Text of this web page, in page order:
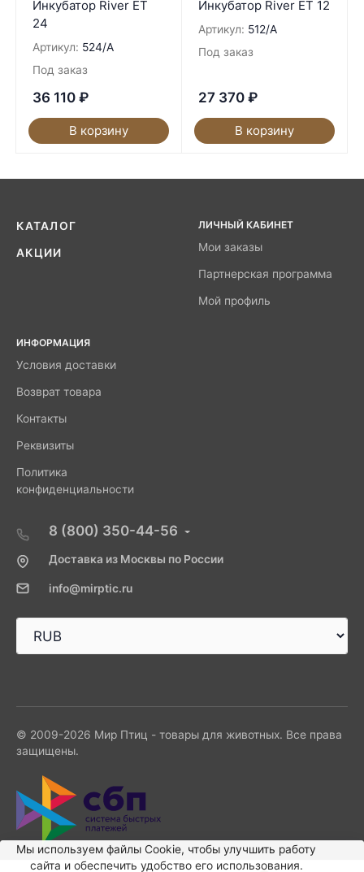
Инкубатор River ET
24
Артикул: 524/A
Под заказ
36 110 ₽
В корзину
Инкубатор River ET 12
Артикул: 512/A
Под заказ
27 370 ₽
В корзину
КАТАЛОГ
АКЦИИ
ЛИЧНЫЙ КАБИНЕТ
Мои заказы
Партнерская программа
Мой профиль
ИНФОРМАЦИЯ
Условия доставки
Возврат товара
Контакты
Реквизиты
Политика
конфиденциальности
8 (800) 350-44-56
Доставка из Москвы по России
info@mirptic.ru
© 2009-2026 Мир Птиц - товары для животных. Все права
защищены.
Мы используем файлы Сookie, чтобы улучшить работу
сайта и обеспечить удобство его использования.